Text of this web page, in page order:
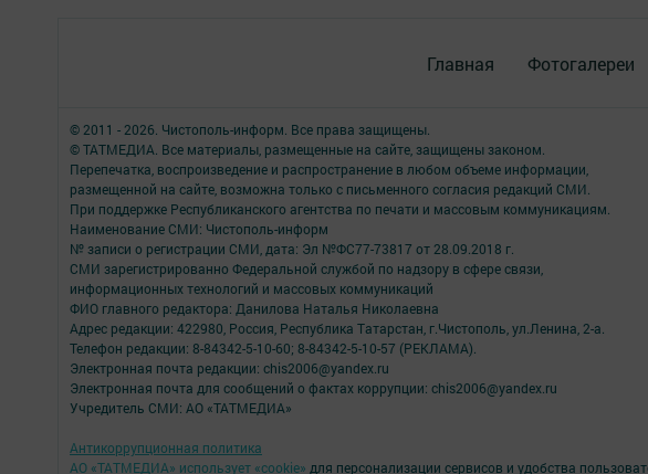
Главная Фотогалереи
© 2011 - 2026. Чистополь-информ. Все права защищены.
© ТАТМЕДИА. Все материалы, размещенные на сайте, защищены законом.
Перепечатка, воспроизведение и распространение в любом объеме информации,
размещенной на сайте, возможна только с письменного согласия редакций СМИ.
При поддержке Республиканского агентства по печати и массовым коммуникациям.
Наименование СМИ: Чистополь-информ
№ записи о регистрации СМИ, дата: Эл №ФС77-73817 от 28.09.2018 г.
СМИ зарегистрированно Федеральной службой по надзору в сфере связи,
информационных технологий и массовых коммуникаций
ФИО главного редактора: Данилова Наталья Николаевна
Адрес редакции: 422980, Россия, Республика Татарстан, г.Чистополь, ул.Ленина, 2-а.
Телефон редакции: 8-84342-5-10-60; 8-84342-5-10-57 (РЕКЛАМА).
Электронная почта редакции: chis2006@yandex.ru
Электронная почта для сообщений о фактах коррупции: chis2006@yandex.ru
Учредитель СМИ: АО «ТАТМЕДИА»
Антикоррупционная политика
АО «ТАТМЕДИА» использует «cookie» для персонализации сервисов и удобства